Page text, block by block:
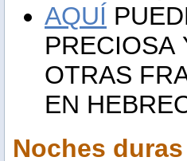
AQUÍ
PRECIOSA
OTRAS
EN
Noches duras